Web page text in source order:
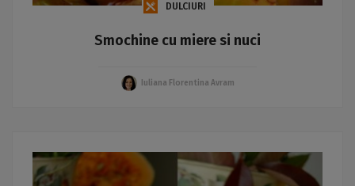
DULCIURI
Smochine cu miere si nuci
Iuliana Florentina Avram